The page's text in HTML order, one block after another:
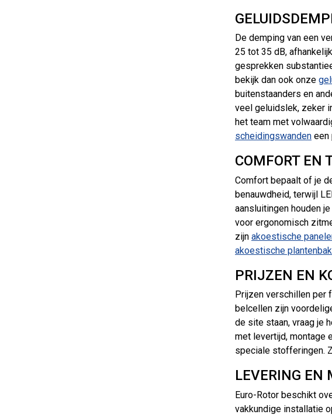
De demping van een
25 tot 35 dB,
gesprekken
bekijk dan ook onze
buitenstaanders en
veel geluidslek, zeker
het team met
scheidingswanden een
COMFORT EN
Comfort bepaalt of je
benauwdheid, terwijl
aansluitingen houden
voor ergonomisch
zijn akoestische
akoestische
PRIJZEN EN
Prijzen verschillen per
belcellen zijn
de site staan, vraag je
met levertijd, montage
speciale stofferingen.
LEVERING EN
Euro-Rotor beschikt
vakkundige installatie